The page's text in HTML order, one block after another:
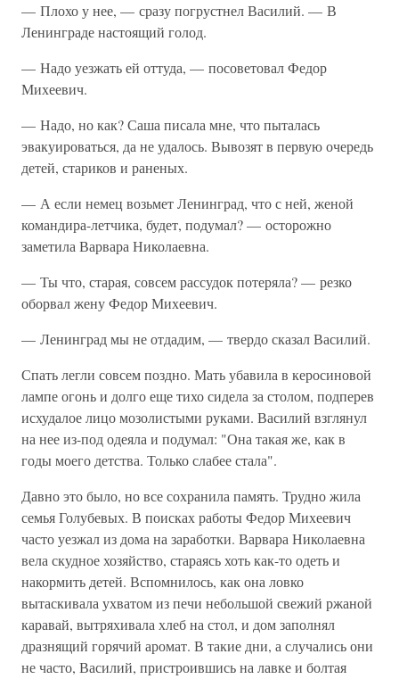
— Плохо у нее, — сразу погрустнел Василий. — В
Ленинграде настоящий голод.
— Надо уезжать ей оттуда, — посоветовал Федор
Михеевич.
— Надо, но как? Саша писала мне, что пыталась
эвакуироваться, да не удалось. Вывозят в первую очередь
детей, стариков и раненых.
— А если немец возьмет Ленинград, что с ней, женой
командира-летчика, будет, подумал? — осторожно
заметила Варвара Николаевна.
— Ты что, старая, совсем рассудок потеряла? — резко
оборвал жену Федор Михеевич.
— Ленинград мы не отдадим, — твердо сказал Василий.
Спать легли совсем поздно. Мать убавила в керосиновой
лампе огонь и долго еще тихо сидела за столом, подперев
исхудалое лицо мозолистыми руками. Василий взглянул
на нее из-под одеяла и подумал: "Она такая же, как в
годы моего детства. Только слабее стала".
Давно это было, но все сохранила память. Трудно жила
семья Голубевых. В поисках работы Федор Михеевич
часто уезжал из дома на заработки. Варвара Николаевна
вела скудное хозяйство, стараясь хоть как-то одеть и
накормить детей. Вспомнилось, как она ловко
вытаскивала ухватом из печи небольшой свежий ржаной
каравай, вытряхивала хлеб на стол, и дом заполнял
дразнящий горячий аромат. В такие дни, а случались они
не часто, Василий, пристроившись на лавке и болтая